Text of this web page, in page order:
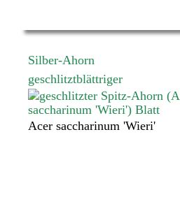
Silber-Ahorn
geschlitztblättriger
Acer saccharinum 'Wieri'